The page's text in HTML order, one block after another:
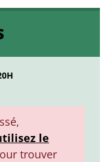
le
trouver